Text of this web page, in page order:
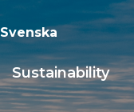
Svenska
Sustainability